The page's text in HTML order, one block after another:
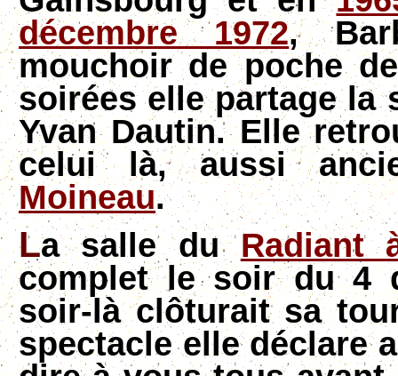
décembre 1972,
mouchoir de poche
soirées elle partage la
Yvan Dautin. Elle
celui là, aussi
Moineau.
La salle duRadiant
complet le soir du 4
soir-là clôturait sa
spectacle elle déclare